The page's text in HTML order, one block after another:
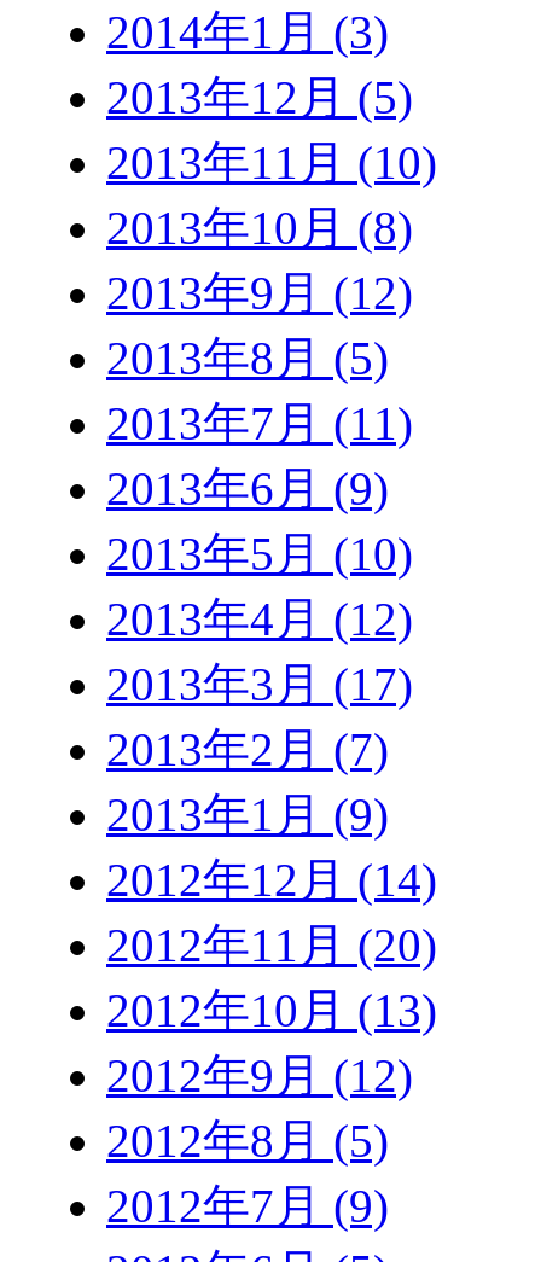
2014年1月 (3)
2013年12月 (5)
2013年11月 (10)
2013年10月 (8)
2013年9月 (12)
2013年8月 (5)
2013年7月 (11)
2013年6月 (9)
2013年5月 (10)
2013年4月 (12)
2013年3月 (17)
2013年2月 (7)
2013年1月 (9)
2012年12月 (14)
2012年11月 (20)
2012年10月 (13)
2012年9月 (12)
2012年8月 (5)
2012年7月 (9)